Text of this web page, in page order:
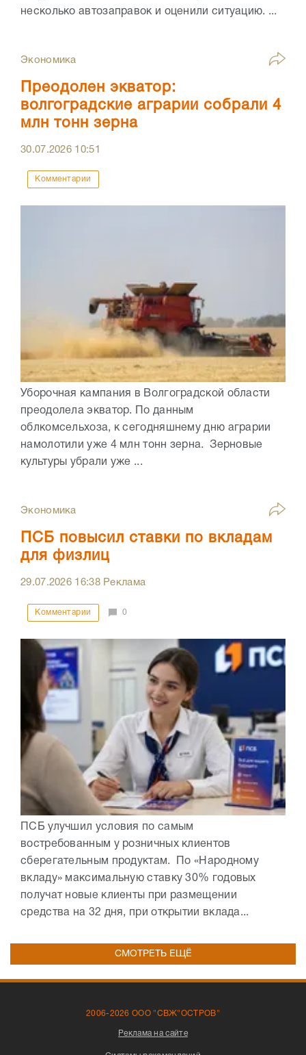
несколько автозаправок и оценили ситуацию. ...
Экономика
Преодолен экватор:
волгоградские аграрии собрали 4
млн тонн зерна
30.07.2026 10:51
Комментарии
Уборочная кампания в Волгоградской области
преодолела экватор. По данным
облкомсельхоза, к сегодняшнему дню аграрии
намолотили уже 4 млн тонн зерна. Зерновые
культуры убрали уже ...
Экономика
ПСБ повысил ставки по вкладам
для физлиц
29.07.2026 16:38Реклама
Комментарии 0
ПСБ улучшил условия по самым
востребованным у розничных клиентов
сберегательным продуктам. По «Народному
вкладу» максимальную ставку 30% годовых
получат новые клиенты при размещении
средства на 32 дня, при открытии вклада...
СМОТРЕТЬ ЕЩЁ
2006-2026 ООО "СВЖ"ОСТРОВ"
Реклама на сайте